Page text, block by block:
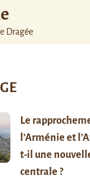
Dragée
Le
l’Arménie et
t-il une
centrale ?